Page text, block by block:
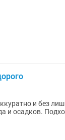
и осадков.